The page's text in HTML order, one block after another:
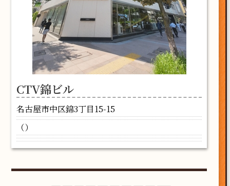
CTV錦ビル
名古屋市中区錦3丁目15-15
（）